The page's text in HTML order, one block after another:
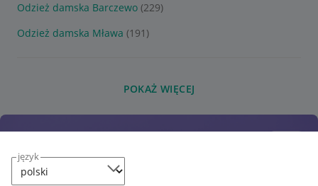
język
Odzież damska Barczewo (229)
Odzież damska Mława (191)
POKAŻ WIĘCEJ